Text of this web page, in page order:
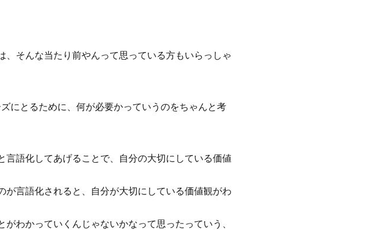
そんな当たり前やんって思っている方もいらっしゃ
にとるために、何が必要かっていうのをちゃんと考
語化してあげることで、自分の大切にしている価値
言語化されると、自分が大切にしている価値観がわ
わかっていくんじゃないかなって思ったっていう、